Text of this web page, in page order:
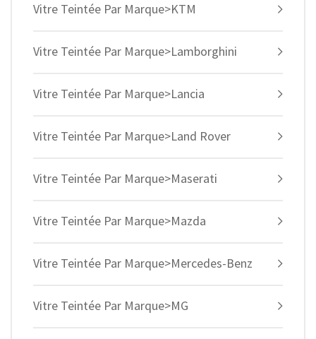
Vitre Teintée Par Marque>KTM
Vitre Teintée Par Marque>Lamborghini
Vitre Teintée Par Marque>Lancia
Vitre Teintée Par Marque>Land Rover
Vitre Teintée Par Marque>Maserati
Vitre Teintée Par Marque>Mazda
Vitre Teintée Par Marque>Mercedes-Benz
Vitre Teintée Par Marque>MG